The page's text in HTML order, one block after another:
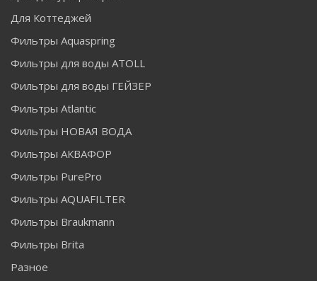
Для Коттеджей
Фильтры Aquaspring
Фильтры для воды ATOLL
Фильтры для воды ГЕЙЗЕР
Фильтры Atlantic
Фильтры НОВАЯ ВОДА
Фильтры АКВАФОР
Фильтры PurePro
Фильтры AQUAFILTER
Фильтры Braukmann
Фильтры Brita
Разное